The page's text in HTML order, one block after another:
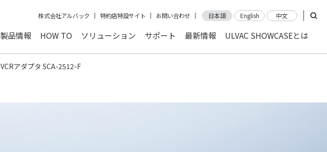
株式会社アルバック 特約店特設サイト お問い合わせ 日本語 English 中文
製品情報 HOW TO ソリューション サポート 最新情報 ULVAC SHOWCASEとは
VCRアダプタ SCA-2512-F